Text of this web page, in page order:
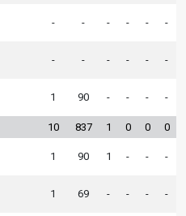
- - - - - -
- - - - - -
1 90 - - - -
10 837 1 0 0 0
1 90 1 - - -
1 69 - - - -